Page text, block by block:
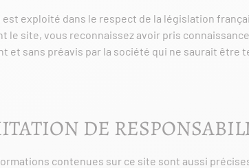
est exploité dans le respect de la législation
le site, vous reconnaissez avoir pris
et sans préavis par la société qui ne saurait être
DE
contenues sur ce site sont aussi